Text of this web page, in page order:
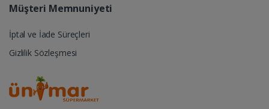
Müşteri Memnuniyeti
İptal ve İade Süreçleri
Gizlilik Sözleşmesi